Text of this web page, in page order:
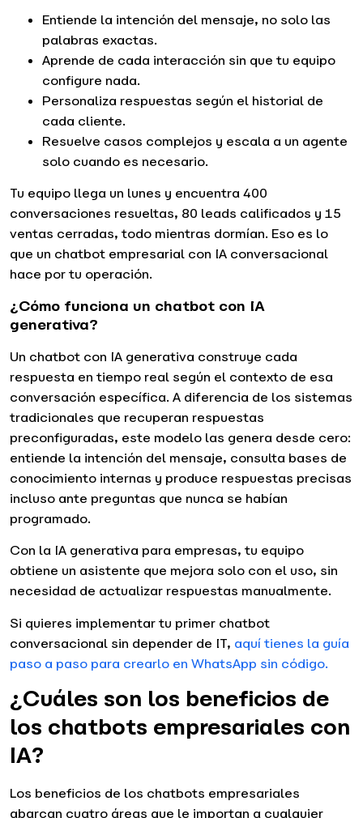
Entiende la intención del mensaje, no solo las
palabras exactas.
Aprende de cada interacción sin que tu equipo
configure nada.
Personaliza respuestas según el historial de
cada cliente.
Resuelve casos complejos y escala a un agente
solo cuando es necesario.
Tu equipo llega un lunes y encuentra 400
conversaciones resueltas, 80 leads calificados y 15
ventas cerradas, todo mientras dormían. Eso es lo
que un chatbot empresarial con IA conversacional
hace por tu operación.
¿Cómo funciona un chatbot con IA
generativa?
Un chatbot con IA generativa construye cada
respuesta en tiempo real según el contexto de esa
conversación específica. A diferencia de los sistemas
tradicionales que recuperan respuestas
preconfiguradas, este modelo las genera desde cero:
entiende la intención del mensaje, consulta bases de
conocimiento internas y produce respuestas precisas
incluso ante preguntas que nunca se habían
programado.
Con la IA generativa para empresas, tu equipo
obtiene un asistente que mejora solo con el uso, sin
necesidad de actualizar respuestas manualmente.
Si quieres implementar tu primer chatbot
conversacional sin depender de IT, aquí tienes la guía
paso a paso para crearlo en WhatsApp sin código.
¿Cuáles son los beneficios de
los chatbots empresariales con
IA?
Los beneficios de los chatbots empresariales
abarcan cuatro áreas que le importan a cualquier